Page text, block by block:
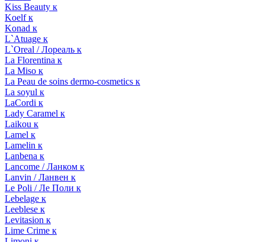
Kiss Beauty к
Koelf к
Konad к
L`Atuage к
L`Oreal / Лореаль к
La Florentina к
La Miso к
La Peau de soins dermo-cosmetics к
La soyul к
LaCordi к
Lady Caramel к
Laikou к
Lamel к
Lamelin к
Lanbena к
Lancome / Ланком к
Lanvin / Ланвен к
Le Poli / Ле Поли к
Lebelage к
Leeblese к
Levitasion к
Lime Crime к